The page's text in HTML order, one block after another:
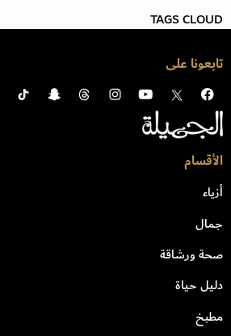
TAGS CLOUD
تابعونا على
الأقسام
أزياء
جمال
صحة ورشاقة
دليل حياة
مطبخ